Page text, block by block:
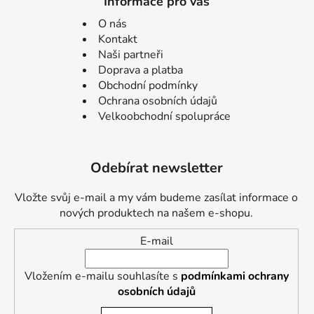
O nás
Kontakt
Naši partneři
Doprava a platba
Obchodní podmínky
Ochrana osobních údajů
Velkoobchodní spolupráce
Odebírat newsletter
Vložte svůj e-mail a my vám budeme zasílat informace o
nových produktech na našem e-shopu.
E-mail
Vložením e-mailu souhlasíte s podmínkami ochrany
osobních údajů